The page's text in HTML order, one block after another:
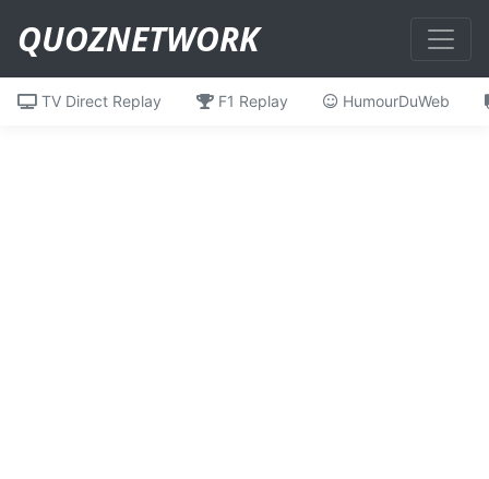
QUOZNETWORK
TV Direct Replay F1 Replay HumourDuWeb